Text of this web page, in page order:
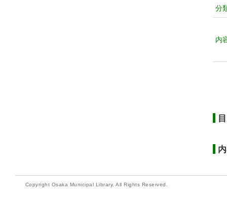
分
内
Copyright Osaka Municipal Library. All Rights Reserved.